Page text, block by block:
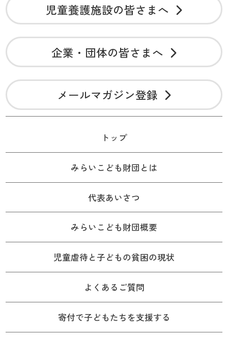
児童養護施設の皆さまへ
企業・団体の皆さまへ
メールマガジン登録
トップ
みらいこども財団とは
代表あいさつ
みらいこども財団概要
児童虐待と子どもの貧困の現状
よくあるご質問
寄付で子どもたちを支援する